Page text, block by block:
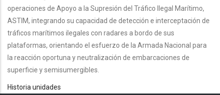
operaciones de Apoyo a la Supresión del Tráfico Ilegal Marítimo,
ASTIM, integrando su capacidad de detección e interceptación de
tráficos marítimos ilegales con radares a bordo de sus
plataformas, orientando el esfuerzo de la Armada Nacional para
la reacción oportuna y neutralización de embarcaciones de
superficie y semisumergibles.
Historia unidades